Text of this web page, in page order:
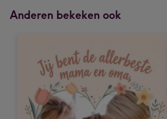
Anderen bekeken ook